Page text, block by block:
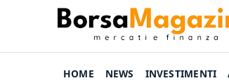
HOME NEWS INVESTIMENTI